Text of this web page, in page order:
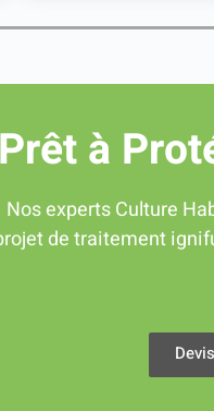
Prêt à
Nos experts Culture
de traitement